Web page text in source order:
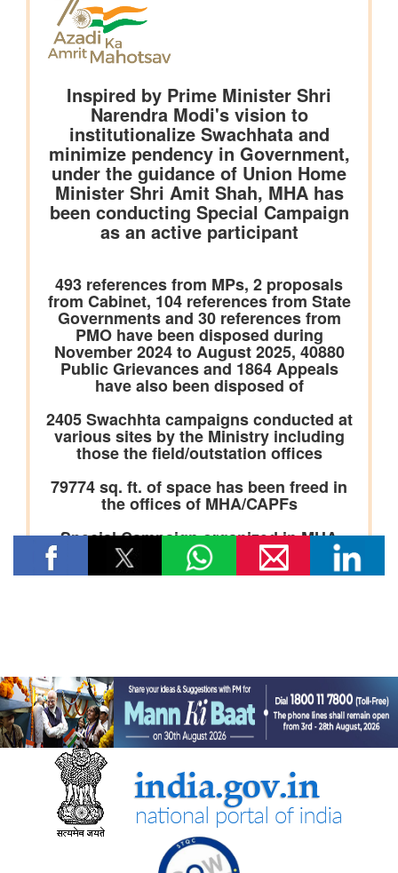
भोपाल में 11 ब्रिक्स संस्कृति मंत्रियों की बैठक संपन्न हुई; भोपाल घोषणापत्र
को अपनाया
भारतीय वायु सेना बैंड द्वारा स्वतंत्रता दिवस समारोह 2026 के दौरान प्रदर्शन
शिक्षा मंत्रालय
प्रधानमंत्री श्री नरेन्द्र मोदी ने आईआईटी दिल्ली के 57वें दीक्षांत समारोह को
संबोधित किया
इलेक्ट्रानिक्स एवं आईटी मंत्रालय
वित्‍त मंत्रालय
यूजर्स के लिए यूपीआई निःशुल्क
विधि एवं न्‍याय मंत्रालय
प्रेस नोट
पेट्रोलियम एवं प्राकृतिक गैस मंत्रालय
तेल विपणन कंपनियों (ओएमसी) ने ई20 पेट्रोल में नमी और क्लोराइड की
मौजूदगी की जांच की: 500 पीपीएम क्लोराइड और नमी की मौजूदगी के दावों
की पुष्टि नहीं हुई
रेल मंत्रालय
विज्ञान एवं प्रौद्योगिकी मंत्रालय
सीएसआईआर-सीआरआरआई ने राजस्थान सरकार के समक्ष स्वदेशी
एमएसएस+ सड़क प्रौद्योगिकी का प्रदर्शन किया
सीएसआईआर-एनआईएससीपीआर ने “लोकप्रिय विज्ञान लेखन” पर दो दिवसीय
कौशल प्रशिक्षण कार्यक्रम आयोजित किया और प्रतिभागियों को सामान्य जन
तक विज्ञान का संचार करने के लिए प्रेरित किया
केन्‍द्रीय मंत्री डॉ. जितेंद्र सिंह ने लखनऊ में सीएसआईआर-एनबीआरआई द्वारा
विकसित अपनी तरह का पहला 'इको-एजुकेशनल हब' राष्ट्र को समर्पित किया